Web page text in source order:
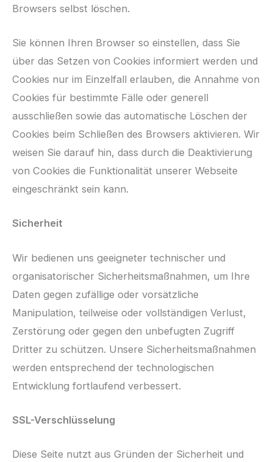
Browsers selbst löschen.
Sie können Ihren Browser so einstellen, dass Sie
über das Setzen von Cookies informiert werden und
Cookies nur im Einzelfall erlauben, die Annahme von
Cookies für bestimmte Fälle oder generell
ausschließen sowie das automatische Löschen der
Cookies beim Schließen des Browsers aktivieren. Wir
weisen Sie darauf hin, dass durch die Deaktivierung
von Cookies die Funktionalität unserer Webseite
eingeschränkt sein kann.
Sicherheit
Wir bedienen uns geeigneter technischer und
organisatorischer Sicherheitsmaßnahmen, um Ihre
Daten gegen zufällige oder vorsätzliche
Manipulation, teilweise oder vollständigen Verlust,
Zerstörung oder gegen den unbefugten Zugriff
Dritter zu schützen. Unsere Sicherheitsmaßnahmen
werden entsprechend der technologischen
Entwicklung fortlaufend verbessert.
SSL-Verschlüsselung
Diese Seite nutzt aus Gründen der Sicherheit und